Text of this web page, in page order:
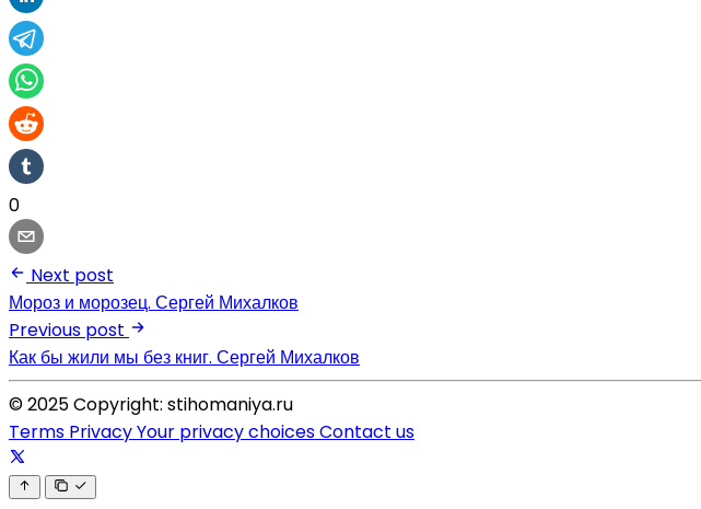
0
Next post
Мороз и морозец. Сергей Михалков
Previous post
Как бы жили мы без книг. Сергей Михалков
© 2025 Copyright: stihomaniya.ru
Terms PrivacyYour privacy choicesContact us